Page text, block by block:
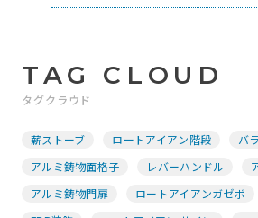
TAG CLOUD
タグクラウド
薪ストーブ ロートアイアン階段
バ
アルミ鋳物面格子
レバーハンドル
アルミ鋳物門扉
ロートアイアンガゼボ